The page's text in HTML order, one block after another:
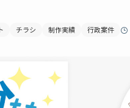
チラシ 制作実績 行政案件